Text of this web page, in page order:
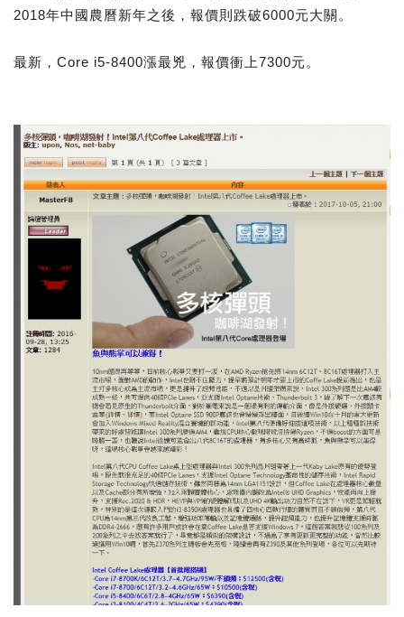
2018年中國農曆新年之後，報價則跌破6000元大關。
最新，Core i5-8400漲最兇，報價衝上7300元。